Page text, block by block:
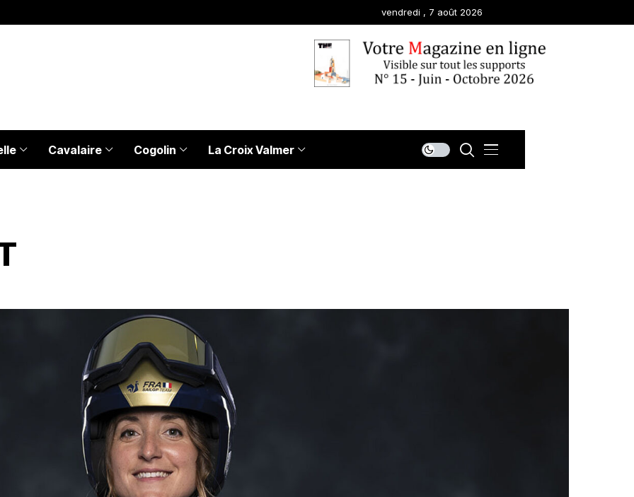
vendredi , 7 août 2026
Cavalaire Cogolin La Croix Valmer